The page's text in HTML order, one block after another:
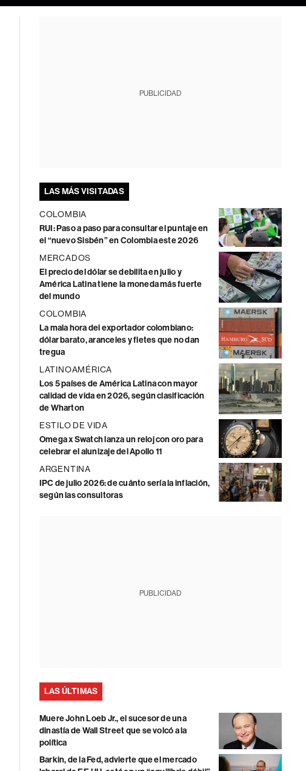
PUBLICIDAD
LAS MÁS VISITADAS
COLOMBIA
RUI: Paso a paso para consultar el puntaje en
el “nuevo Sisbén” en Colombia este 2026
MERCADOS
El precio del dólar se debilita en julio y
América Latina tiene la moneda más fuerte
del mundo
COLOMBIA
La mala hora del exportador colombiano:
dólar barato, aranceles y fletes que no dan
tregua
LATINOAMÉRICA
Los 5 países de América Latina con mayor
calidad de vida en 2026, según clasificación
de Wharton
ESTILO DE VIDA
Omega x Swatch lanza un reloj con oro para
celebrar el alunizaje del Apollo 11
ARGENTINA
IPC de julio 2026: de cuánto sería la inflación,
según las consultoras
PUBLICIDAD
LAS ÚLTIMAS
Muere John Loeb Jr., el sucesor de una
dinastía de Wall Street que se volcó a la
política
Barkin, de la Fed, advierte que el mercado